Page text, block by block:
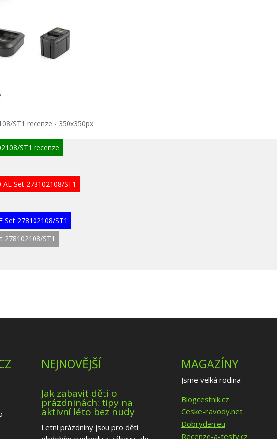
ST1 recenze - 350x350px
ST1 recenze
Set 278102108/ST1
Set 278102108/ST1
278102108/ST1
NEJNOVĚJŠÍ
Jak zabavit děti o
prázdninách: tipy na
aktivní léto bez nudy
Letní prázdniny jsou pro děti
MAGAZÍNY
Jsme velká rodina
Blogcestnik.cz
Ceske-navody.net
Dobryden.eu
Recenze-a-testy.cz